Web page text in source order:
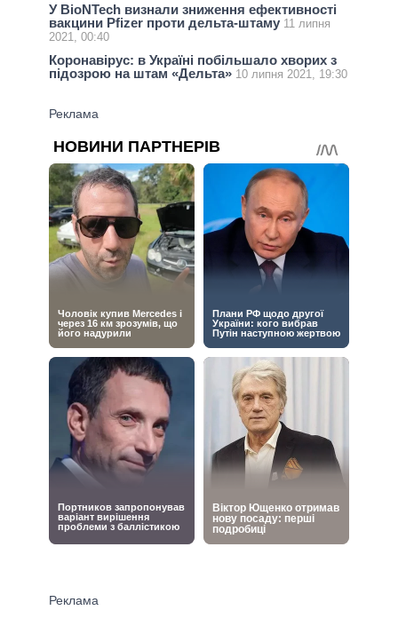
У BioNTech визнали зниження ефективності
вакцини Pfizer проти дельта-штаму 11 липня
2021, 00:40
Коронавірус: в Україні побільшало хворих з
підозрою на штам «Дельта» 10 липня 2021, 19:30